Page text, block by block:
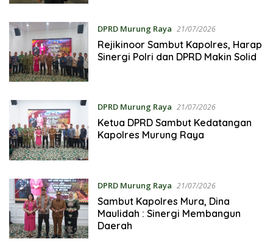
DPRD Murung Raya 21/07/2026
Rejikinoor Sambut Kapolres, Harap
Sinergi Polri dan DPRD Makin Solid
DPRD Murung Raya 21/07/2026
Ketua DPRD Sambut Kedatangan
Kapolres Murung Raya
DPRD Murung Raya 21/07/2026
Sambut Kapolres Mura, Dina
Maulidah : Sinergi Membangun
Daerah